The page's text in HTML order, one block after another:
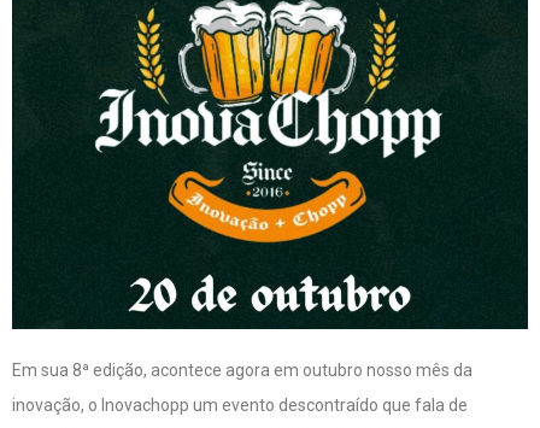
Em sua 8ª edição, acontece agora em outubro nosso mês da
inovação, o Inovachopp um evento descontraído que fala de